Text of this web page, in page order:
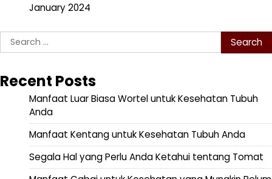
January 2024
Search
for:
Recent Posts
Manfaat Luar Biasa Wortel untuk Kesehatan Tubuh
Anda
Manfaat Kentang untuk Kesehatan Tubuh Anda
Segala Hal yang Perlu Anda Ketahui tentang Tomat